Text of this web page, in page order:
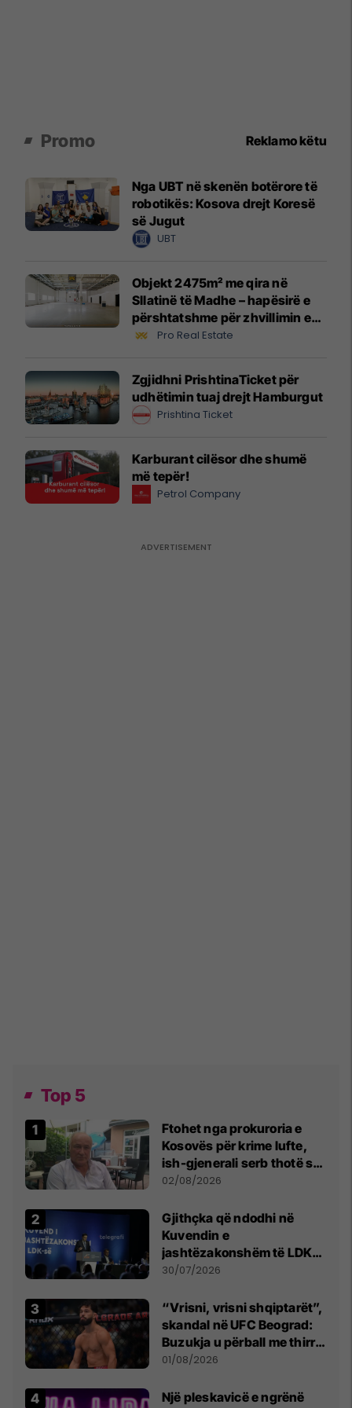
Promo Reklamo këtu
Nga UBT në skenën botërore të
robotikës: Kosova drejt Koresë
së Jugut
UBT
Objekt 2475m² me qira në
Sllatinë të Madhe – hapësirë e
përshtatshme për zhvillimin e
biznesit #16068
Pro Real Estate
Zgjidhni PrishtinaTicket për
udhëtimin tuaj drejt Hamburgut
Prishtina Ticket
Karburant cilësor dhe shumë
më tepër!
Petrol Company
Top 5
Ftohet nga prokuroria e
Kosovës për krime lufte,
ish-gjenerali serb thotë se
dikush e tradhtoi në
02/08/2026
Gjithçka që ndodhi në
Kuvendin e
jashtëzakonshëm të LDK-
së
30/07/2026
“Vrisni, vrisni shqiptarët”,
skandal në UFC Beograd:
Buzukja u përball me thirrje
anti-shqiptare nga
01/08/2026
Një pleskavicë e ngrënë